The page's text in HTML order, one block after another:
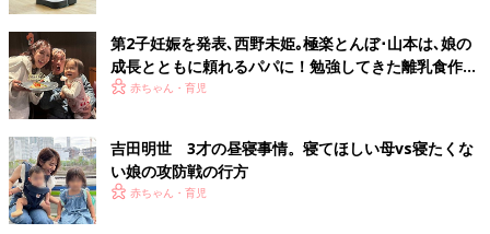
子どもとの過ごし方がよくわからないというパパさん。ぜひ、一
緒に絵本を読んでみてはいかがでしょうか。
パパが出てくる絵本の中で、私のおすすめを1冊紹介します。
『パパ、お月さまとって！』
第2子妊娠を発表､西野未姫｡極楽とんぼ･山本は､娘の
成長とともに頼れるパパに！勉強してきた離乳食作り
は､娘の食べむらに悪戦苦闘･･･
赤ちゃん・育児
吉田明世 3才の昼寝事情。寝てほしい母vs寝たくな
い娘の攻防戦の行方
赤ちゃん・育児